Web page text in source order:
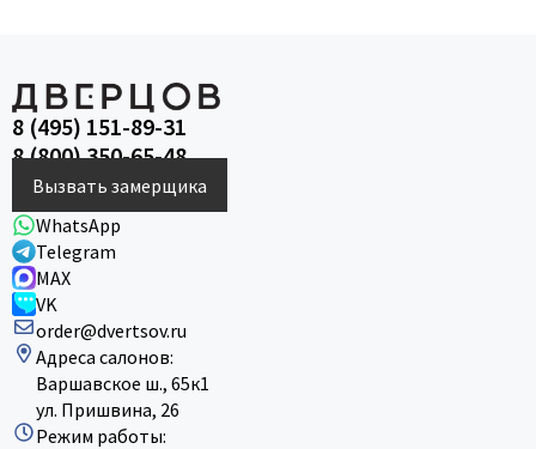
8 (495) 151-89-31
8 (800) 350-65-48
Вызвать замерщика
WhatsApp
Telegram
MAX
VK
order@dvertsov.ru
Адреса салонов:
Варшавское ш., 65к1
ул. Пришвина, 26
Режим работы: